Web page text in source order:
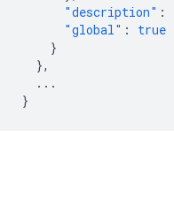
"description" :
"global" :
true
}
},
...
}